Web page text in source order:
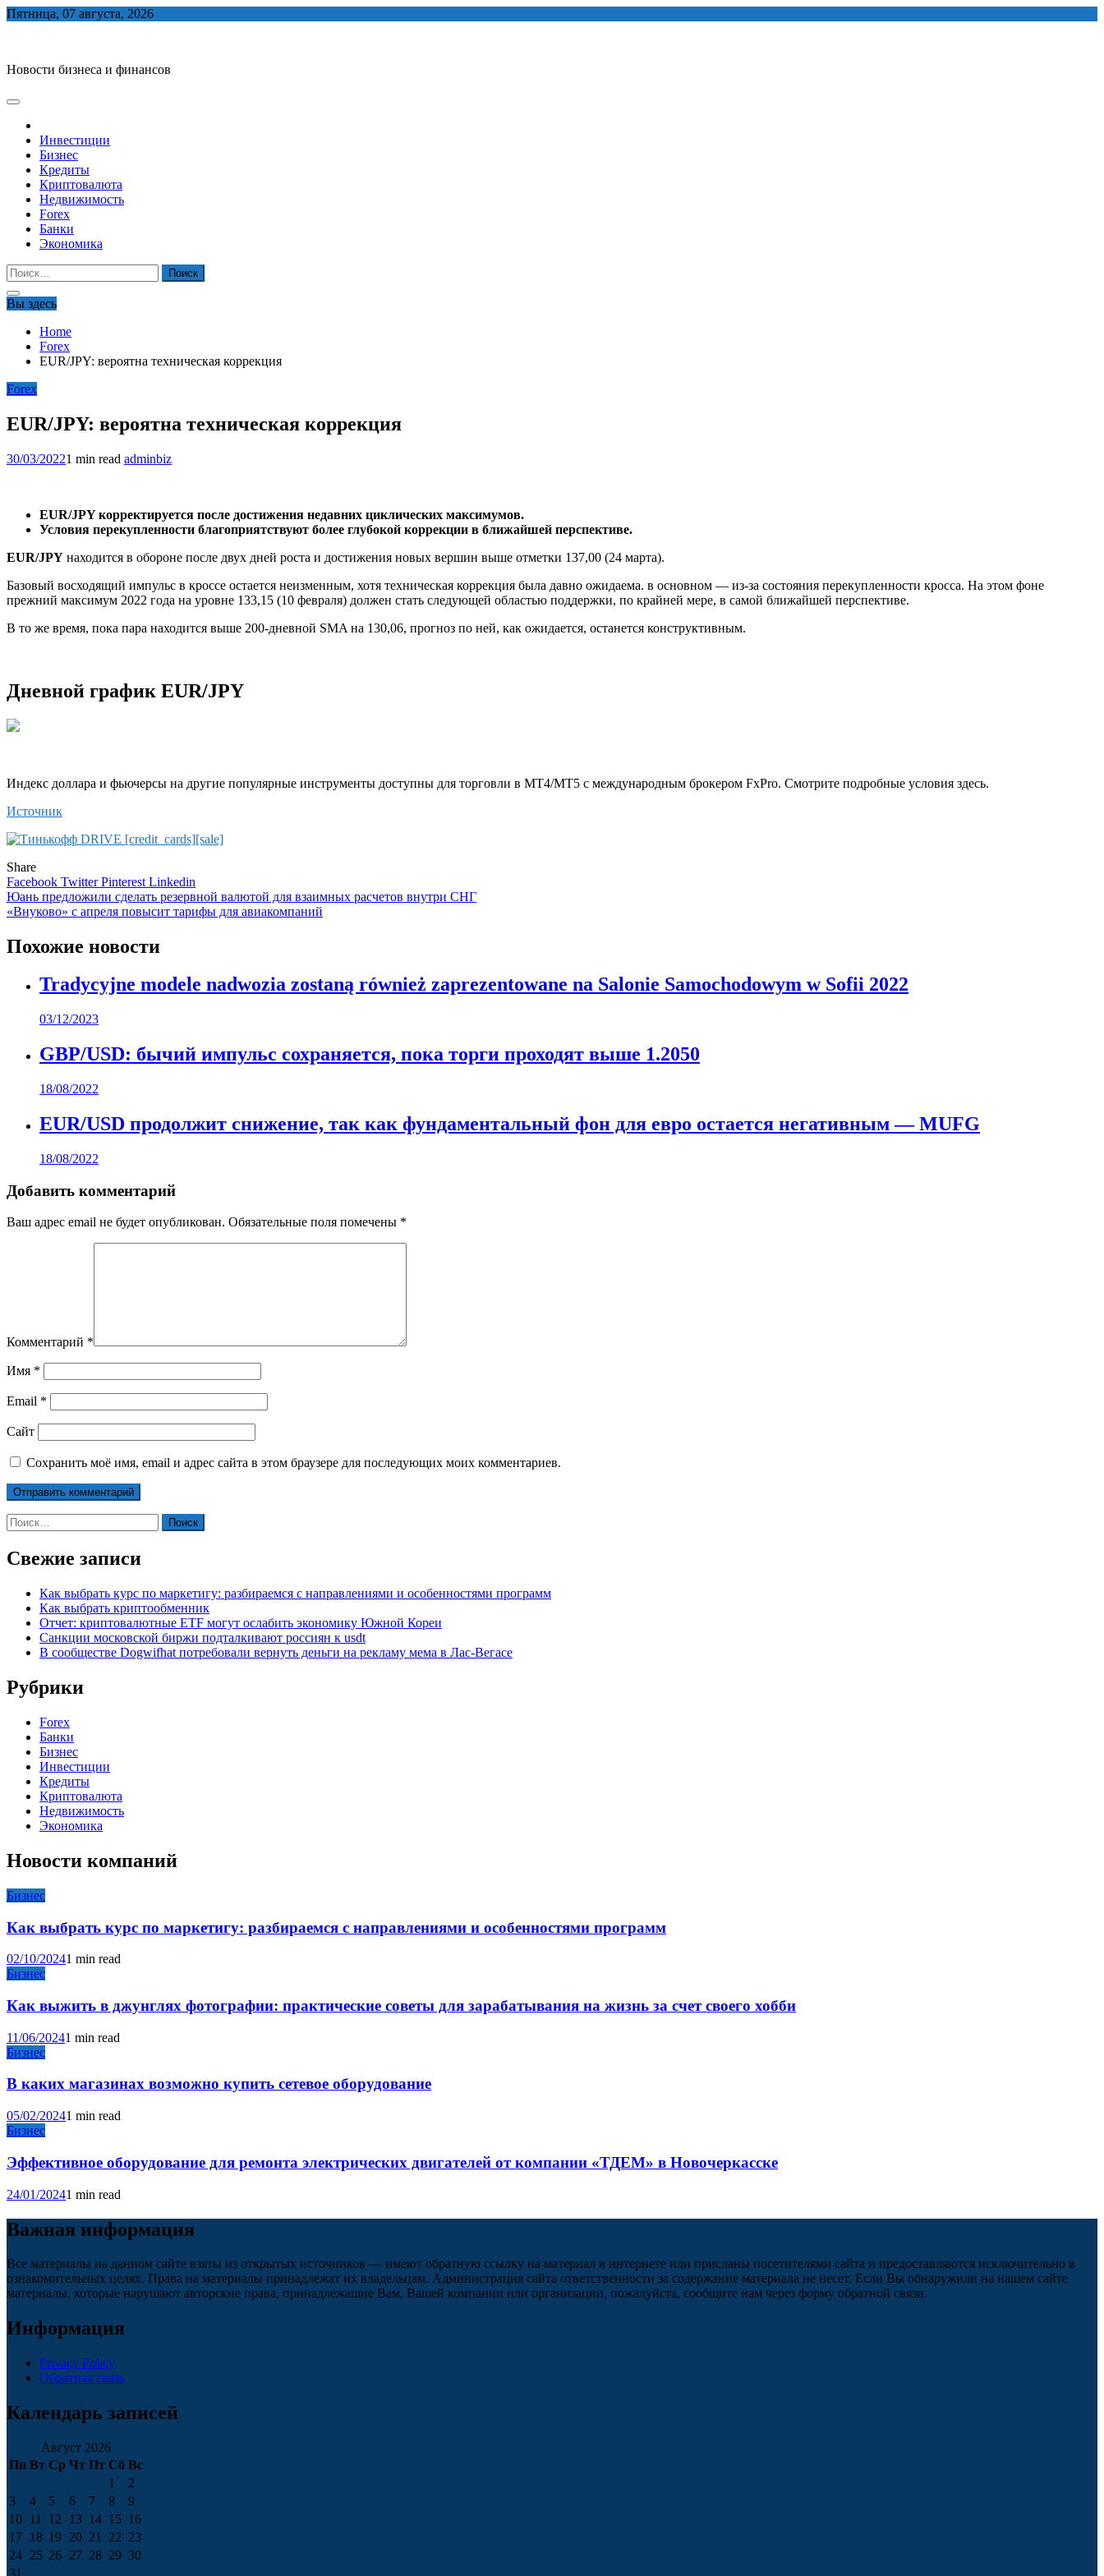
Skip
Пятница, 07 августа, 2026
Новости бизнеса и финансов
Инвестиции
Бизнес
Кредиты
Криптовалюта
Недвижимость
Forex
Банки
Экономика
Найти:
Вы здесь
Home
Forex
EUR/JPY: вероятна техническая коррекция
Forex
EUR/JPY: вероятна техническая коррекция
30/03/20221 min read adminbiz
EUR/JPY корректируется после достижения недавних циклических максимумов.
Условия перекупленности благоприятствуют более глубокой коррекции в ближайшей перспективе.
EUR/JPY находится в обороне после двух дней роста и достижения новых вершин выше отметки 137,00 (24 марта).
Базовый восходящий импульс в кроссе остается неизменным, хотя техническая коррекция была давно ожидаема. в основном — из-за состояния перекупленности кросса. На этом фоне
прежний максимум 2022 года на уровне 133,15 (10 февраля) должен стать следующей областью поддержки, по крайней мере, в самой ближайшей перспективе.
В то же время, пока пара находится выше 200-дневной SMA на 130,06, прогноз по ней, как ожидается, останется конструктивным.
Дневной график EUR/JPY
Индекс доллара и фьючерсы на другие популярные инструменты доступны для торговли в MT4/MT5 с международным брокером FxPro. Смотрите подробные условия здесь.
Источник
Share
Facebook TwitterPinterest Linkedin
Навигация
по
записям
Юань предложили сделать резервной валютой для взаимных расчетов внутри СНГ
«Внуково» с апреля повысит тарифы для авиакомпаний
Похожие новости
Tradycyjne modele nadwozia zostaną również zaprezentowane na Salonie Samochodowym w Sofii 2022
03/12/2023
GBP/USD: бычий импульс сохраняется, пока торги проходят выше 1.2050
18/08/2022
EUR/USD продолжит снижение, так как фундаментальный фон для евро остается негативным — MUFG
18/08/2022
Добавить комментарий
Ваш адрес email не будет опубликован. Обязательные поля помечены *
Комментарий *
Имя *
Email *
Сайт
Сохранить моё имя, email и адрес сайта в этом браузере для последующих моих комментариев.
Найти:
Свежие записи
Как выбрать курс по маркетигу: разбираемся с направлениями и особенностями программ
Как выбрать криптообменник
Отчет: криптовалютные ETF могут ослабить экономику Южной Кореи
Санкции московской биржи подталкивают россиян к usdt
В сообществе Dogwifhat потребовали вернуть деньги на рекламу мема в Лас-Вегасе
Рубрики
Forex
Банки
Бизнес
Инвестиции
Кредиты
Криптовалюта
Недвижимость
Экономика
Новости компаний
Бизнес
Как выбрать курс по маркетигу: разбираемся с направлениями и особенностями программ
02/10/20241 min read
Бизнес
Как выжить в джунглях фотографии: практические советы для зарабатывания на жизнь за счет своего хобби
11/06/20241 min read
Бизнес
В каких магазинах возможно купить сетевое оборудование
05/02/20241 min read
Бизнес
Эффективное оборудование для ремонта электрических двигателей от компании «ТДЕМ» в Новочеркасске
24/01/20241 min read
Важная информация
Все материалы на данном сайте взяты из открытых источников — имеют обратную ссылку на материал в интернете или присланы посетителями сайта и предоставляются исключительно в
ознакомительных целях. Права на материалы принадлежат их владельцам. Администрация сайта ответственности за содержание материала не несет. Если Вы обнаружили на нашем сайте
материалы, которые нарушают авторские права, принадлежащие Вам, Вашей компании или организации, пожалуйста, сообщите нам через форму обратной связи.
Информация
Privacy Policy
Обратная связь
Календарь записей
Август 2026
Пн Вт Ср Чт Пт Сб Вс
1
2
3
4 5 6 7 8
9
10 11 12 13 14 15 16
17 18 19 20 21 22 23
24 25 26 27 28 29 30
31